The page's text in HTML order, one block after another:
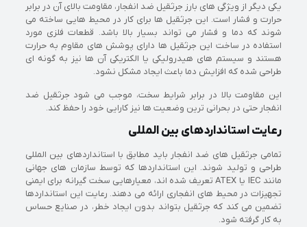
یکی دیگر از ویژگی های بارز جرثقیل ضد انفجار، مقاومت بالای آن در برابر
حرارت و فشار است. این جرثقیل ها برای کار در محیط هایی ساخته می
شوند که دما و فشار می تواند بسیار بالا باشد. قطعات فلزی مورد
استفاده در ساخت این جرثقیل ها دارای پوشش های مقاوم به حرارت
هستند و سیستم های هیدرولیکی یا الکتریکی آن ها نیز به گونه ای
طراحی شده که افزایش دما باعث ایجاد مشکل نشود.
این مقاومت بالا در برابر شرایط سخت، موجب می شود جرثقیل ضد
انفجار حتی در بحرانی ترین وضعیت ها نیز کارایی خود را حفظ کند.
رعایت استانداردهای بین المللی
تمامی جرثقیل های ضد انفجار باید مطابق با استانداردهای بین المللی
طراحی و تولید شوند. این استانداردها که توسط سازمان های جهانی
مانند IEC یا ATEX تعریف شده اند، معیارهایی سخت گیرانه برای ایمنی
تجهیزات در محیط های انفجاری ارائه می دهند. رعایت این استانداردها
تضمین می کند که جرثقیل بتواند بدون ایجاد خطر، در صنایع حساس
به کار گرفته شود.